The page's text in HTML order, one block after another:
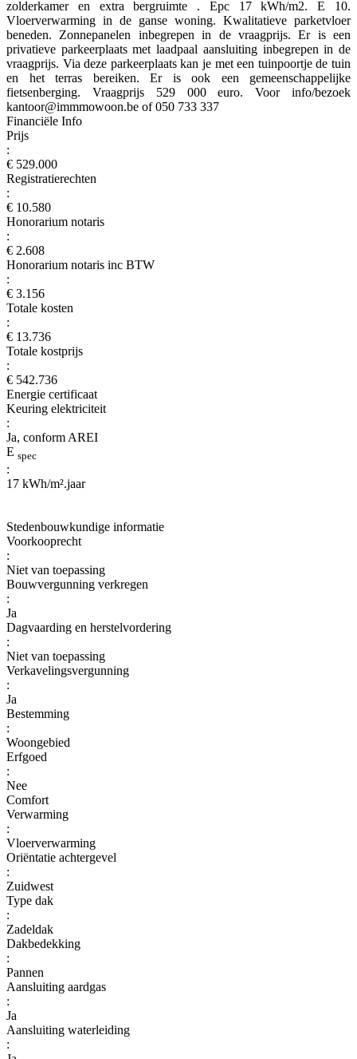
zolderkamer en extra bergruimte . Epc 17 kWh/m2. E 10.
Vloerverwarming in de ganse woning. Kwalitatieve parketvloer
beneden. Zonnepanelen inbegrepen in de vraagprijs. Er is een
privatieve parkeerplaats met laadpaal aansluiting inbegrepen in de
vraagprijs. Via deze parkeerplaats kan je met een tuinpoortje de tuin
en het terras bereiken. Er is ook een gemeenschappelijke
fietsenberging. Vraagprijs 529 000 euro. Voor info/bezoek
kantoor@immmowoon.be of 050 733 337
Financiële Info
Prijs
:
€ 529.000
Registratierechten
:
€ 10.580
Honorarium notaris
:
€ 2.608
Honorarium notaris inc BTW
:
€ 3.156
Totale kosten
:
€ 13.736
Totale kostprijs
:
€ 542.736
Energie certificaat
Keuring elektriciteit
:
Ja, conform AREI
E spec
:
17 kWh/m².jaar
Stedenbouwkundige informatie
Voorkooprecht
:
Niet van toepassing
Bouwvergunning verkregen
:
Ja
Dagvaarding en herstelvordering
:
Niet van toepassing
Verkavelingsvergunning
:
Ja
Bestemming
:
Woongebied
Erfgoed
:
Nee
Comfort
Verwarming
:
Vloerverwarming
Oriëntatie achtergevel
:
Zuidwest
Type dak
:
Zadeldak
Dakbedekking
:
Pannen
Aansluiting aardgas
:
Ja
Aansluiting waterleiding
: